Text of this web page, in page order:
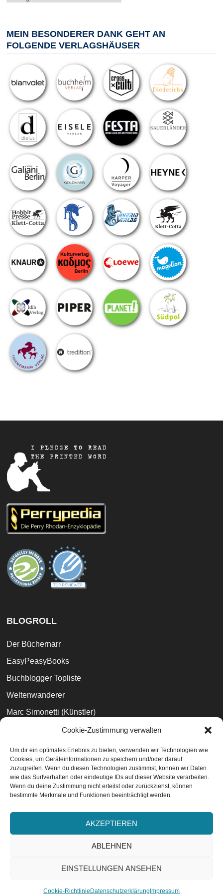
Cookie-Zustimmung verwalten
Um dir ein optimales Erlebnis zu bieten, verwenden wir Technologien wie
Cookies, um Geräteinformationen zu speichern und/oder darauf
zuzugreifen. Wenn du diesen Technologien zustimmst, können wir Daten
wie das Surfverhalten oder eindeutige IDs auf dieser Website verarbeiten.
Wenn du deine Zustimmung nicht erteilst oder zurückziehst, können
bestimmte Merkmale und Funktionen beeinträchtigt werden.
AKZEPTIEREN
ABLEHNEN
EINSTELLUNGEN ANSEHEN
Cookie-Richtlinie Datenschutzerklärung Impressum
MEIN BESONDERER DANK GEHT AN
FOLGENDE VERLAGSHÄUSER
BLOGROLL
Der Büchernarr
EasyPeasyBooks
Buchblogger Topliste
Weltenwanderer
Marc Simonetti (Künstler)
100morgenwald
Magali Villeneuve (Künstlerin)
EU-Cookie-Richtlinie
V2.3 - © 2014-2026 Bücher wie Sterne. Literaturblog.